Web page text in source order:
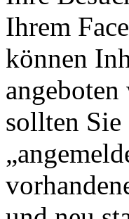
Ihrem
können
sollten